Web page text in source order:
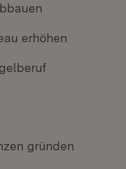
erhöhen
gründen